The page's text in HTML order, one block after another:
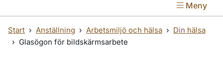
Meny
Start Anställning Arbetsmiljö och hälsa
Din hälsa
Glasögon för bildskärmsarbete